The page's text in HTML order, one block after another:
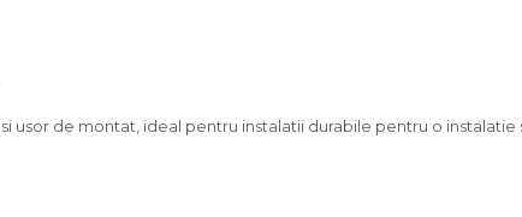
usor de montat, ideal pentru instalatii durabile pentru o instalatie